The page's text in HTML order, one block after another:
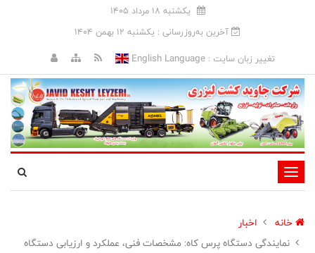
يکشنبه 18 مرداد 1405
آخرین به‌روزرسانی : يکشنبه 12 بهمن 1404
تغییر زبان سایت :English Language
تغییر
وضعیت
ناوبری
خانه
اخبار
نمایندگی دستگاه پرس کاه: مشخصات فنی، عملکرد و ارزیابی دستگاه